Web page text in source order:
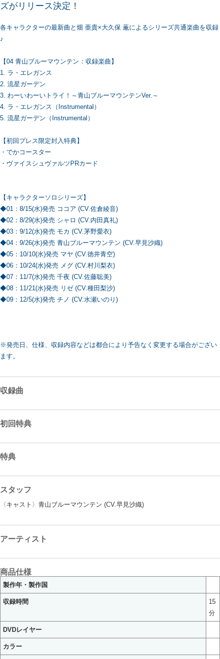
ズがリリース決定！
各キャラクターの最新曲と畑 亜貴×大久保 薫によるシリーズ共通楽曲を収録
♪
【04 青山ブルーマウンテン：収録楽曲】
1. ラ・エレガンス
2. 流星ガーデン
3. わーいわーいトライ！～青山ブルーマウンテンVer.～
4. ラ・エレガンス（Instrumental）
5. 流星ガーデン（Instrumental）
【初回プレス限定封入特典】
・でかコースター
・ヴァイスシュヴァルツPRカード
【キャラクターソロシリーズ】
◆01：8/15(水)発売 ココア (CV.佐倉綾音)
◆02：8/29(水)発売 シャロ (CV.内田真礼)
◆03：9/12(水)発売 モカ (CV.茅野愛衣)
◆04：9/26(水)発売 青山ブルーマウンテン (CV.早見沙織)
◆05：10/10(水)発売 マヤ (CV.徳井青空)
◆06：10/24(水)発売 メグ (CV.村川梨衣)
◆07：11/7(水)発売 千夜 (CV.佐藤聡美)
◆08：11/21(水)発売 リゼ (CV.種田梨沙)
◆09：12/5(水)発売 チノ (CV.水瀬いのり)
※発売日、仕様、収録内容などは都合により予告なく変更する場合がござい
ます。
収録曲
初回特典
特典
スタッフ
〈キャスト〉青山ブルーマウンテン (CV.早見沙織)
アーティスト
商品仕様
製作年・製作国
収録時間
15
分
DVDレイヤー
カラー